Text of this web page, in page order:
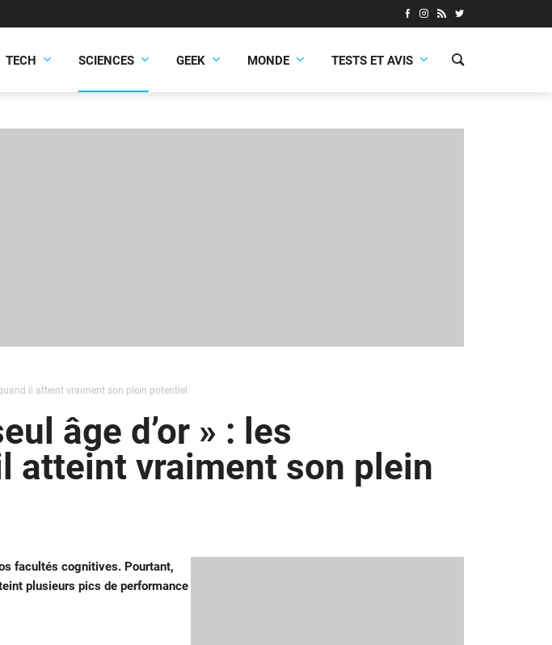
TECH SCIENCES GEEK MONDE TESTS ET AVIS
il atteint vraiment son plein potentiel
âge d’or » : les
atteint vraiment son plein
facultés cognitives. Pourtant,
plusieurs pics de performance